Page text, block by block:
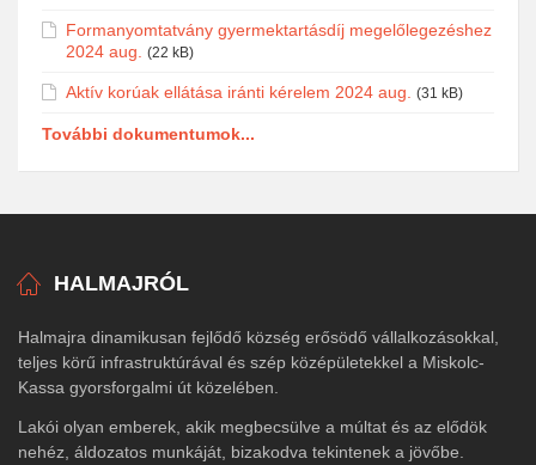
Formanyomtatvány gyermektartásdíj megelőlegezéshez
2024 aug.
(22 kB)
Aktív korúak ellátása iránti kérelem 2024 aug. (31 kB)
További dokumentumok...
HALMAJRÓL
Halmajra dinamikusan fejlődő község erősödő vállalkozásokkal,
teljes körű infrastruktúrával és szép középületekkel a Miskolc-
Kassa gyorsforgalmi út közelében.
Lakói olyan emberek, akik megbecsülve a múltat és az elődök
nehéz, áldozatos munkáját, bizakodva tekintenek a jövőbe.